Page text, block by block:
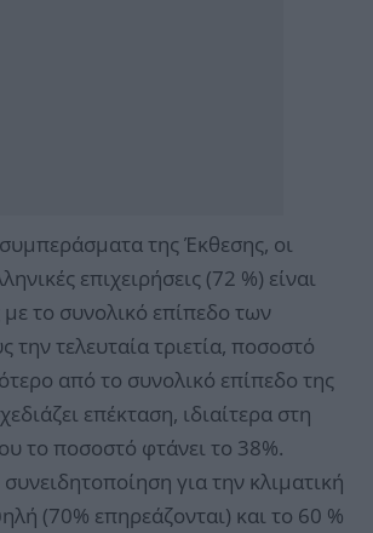
της Έκθεσης, οι
επιχειρήσεις (72 %) είναι
με το συνολικό επίπεδο των
την τελευταία τριετία, ποσοστό
από το συνολικό επίπεδο της
επέκταση, ιδιαίτερα στη
το ποσοστό φτάνει το 38%.
για την κλιματική
(70% επηρεάζονται) και το 60 %